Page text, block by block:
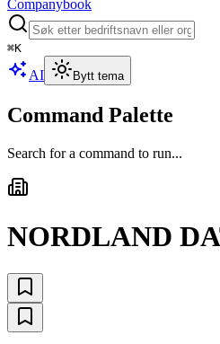
Companybook
⌘K
AI Bytt tema
Command Palette
Search for a command to run...
NORDLAND